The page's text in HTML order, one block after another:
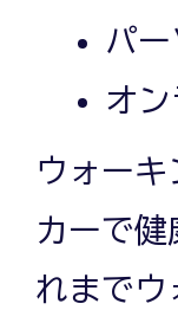
パ
オ
ウォー
カーで
れまでウ